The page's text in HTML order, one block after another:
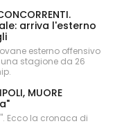
arriva l'esterno
esterno offensivo
stagione da 26
MUORE
Ecco la cronaca di